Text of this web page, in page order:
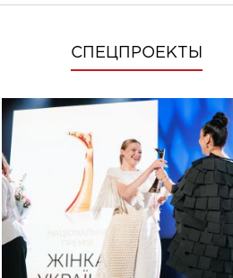
СПЕЦПРОЕКТЫ